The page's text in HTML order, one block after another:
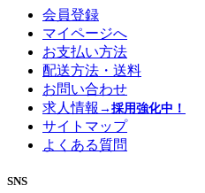
会員登録
マイページへ
お支払い方法
配送方法・送料
お問い合わせ
求人情報 →採用強化中！
サイトマップ
よくある質問
SNS